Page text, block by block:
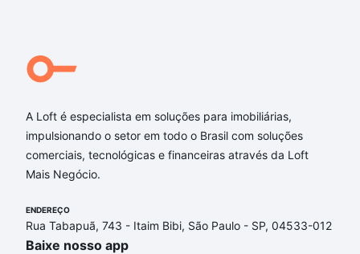
Aqui na Loft temos a oferta ideal para você, com
Imóveis à venda em Marialva, PR que custam a
financiamento imobiliário as parcelas podem se
adequar ao seu orçamento. Se ainda tem alguma
dúvida dos custos envolvidos no processo de
compra, veja em nosso portal
o imóvel dos seus sonhos com segurança e
conforto. Loft, com você até as chaves.
A Loft é especialista em soluções para imobiliárias,
impulsionando o setor em todo o Brasil com soluções
comerciais, tecnológicas e financeiras através da Loft
Mais Negócio.
ENDEREÇO
Rua Tabapuã, 743 - Itaim Bibi, São Paulo - SP, 04533-012
Baixe nosso app